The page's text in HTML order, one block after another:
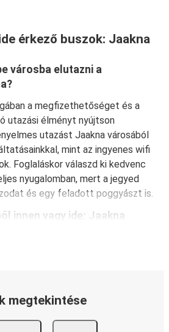
érkező buszok: Jaakna
városba elutazni a
a megfizethetőséget és a
utazási élményt nyújtson
utazást Jaakna városából
mint az ingyenes wifi
Foglaláskor válaszd ki kedvenc
nyugalomban, mert a jegyed
és egy feladott poggyászt is.
innen vagy ide: Jaakna
gyerekjáték: a FlixBus App
például hitelkártya, Paypal,
is lehetőség van, hogy a
ponton készpénzzel
megtekintése